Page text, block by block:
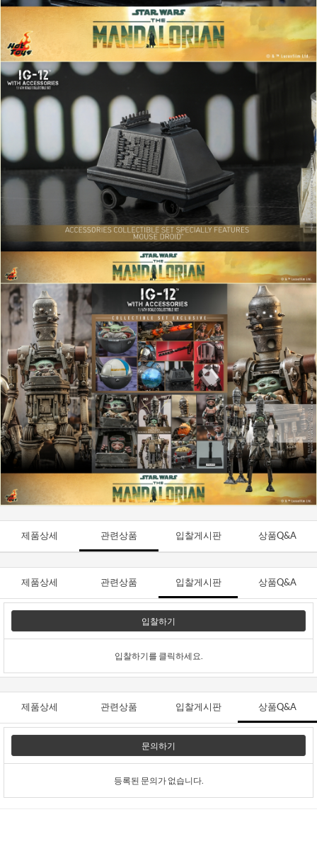
제품상세 관련상품 입찰게시판 상품Q&A
제품상세 관련상품 입찰게시판 상품Q&A
입찰하기
입찰하기를 클릭하세요.
제품상세 관련상품 입찰게시판 상품Q&A
문의하기
등록된 문의가 없습니다.